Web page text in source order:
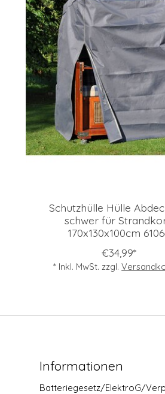
Schutzhülle Hülle
schwer für
170x130x100cm
€34,99*
* Inkl. MwSt. zzgl.
Informationen
Batteriegesetz/ElektroG/